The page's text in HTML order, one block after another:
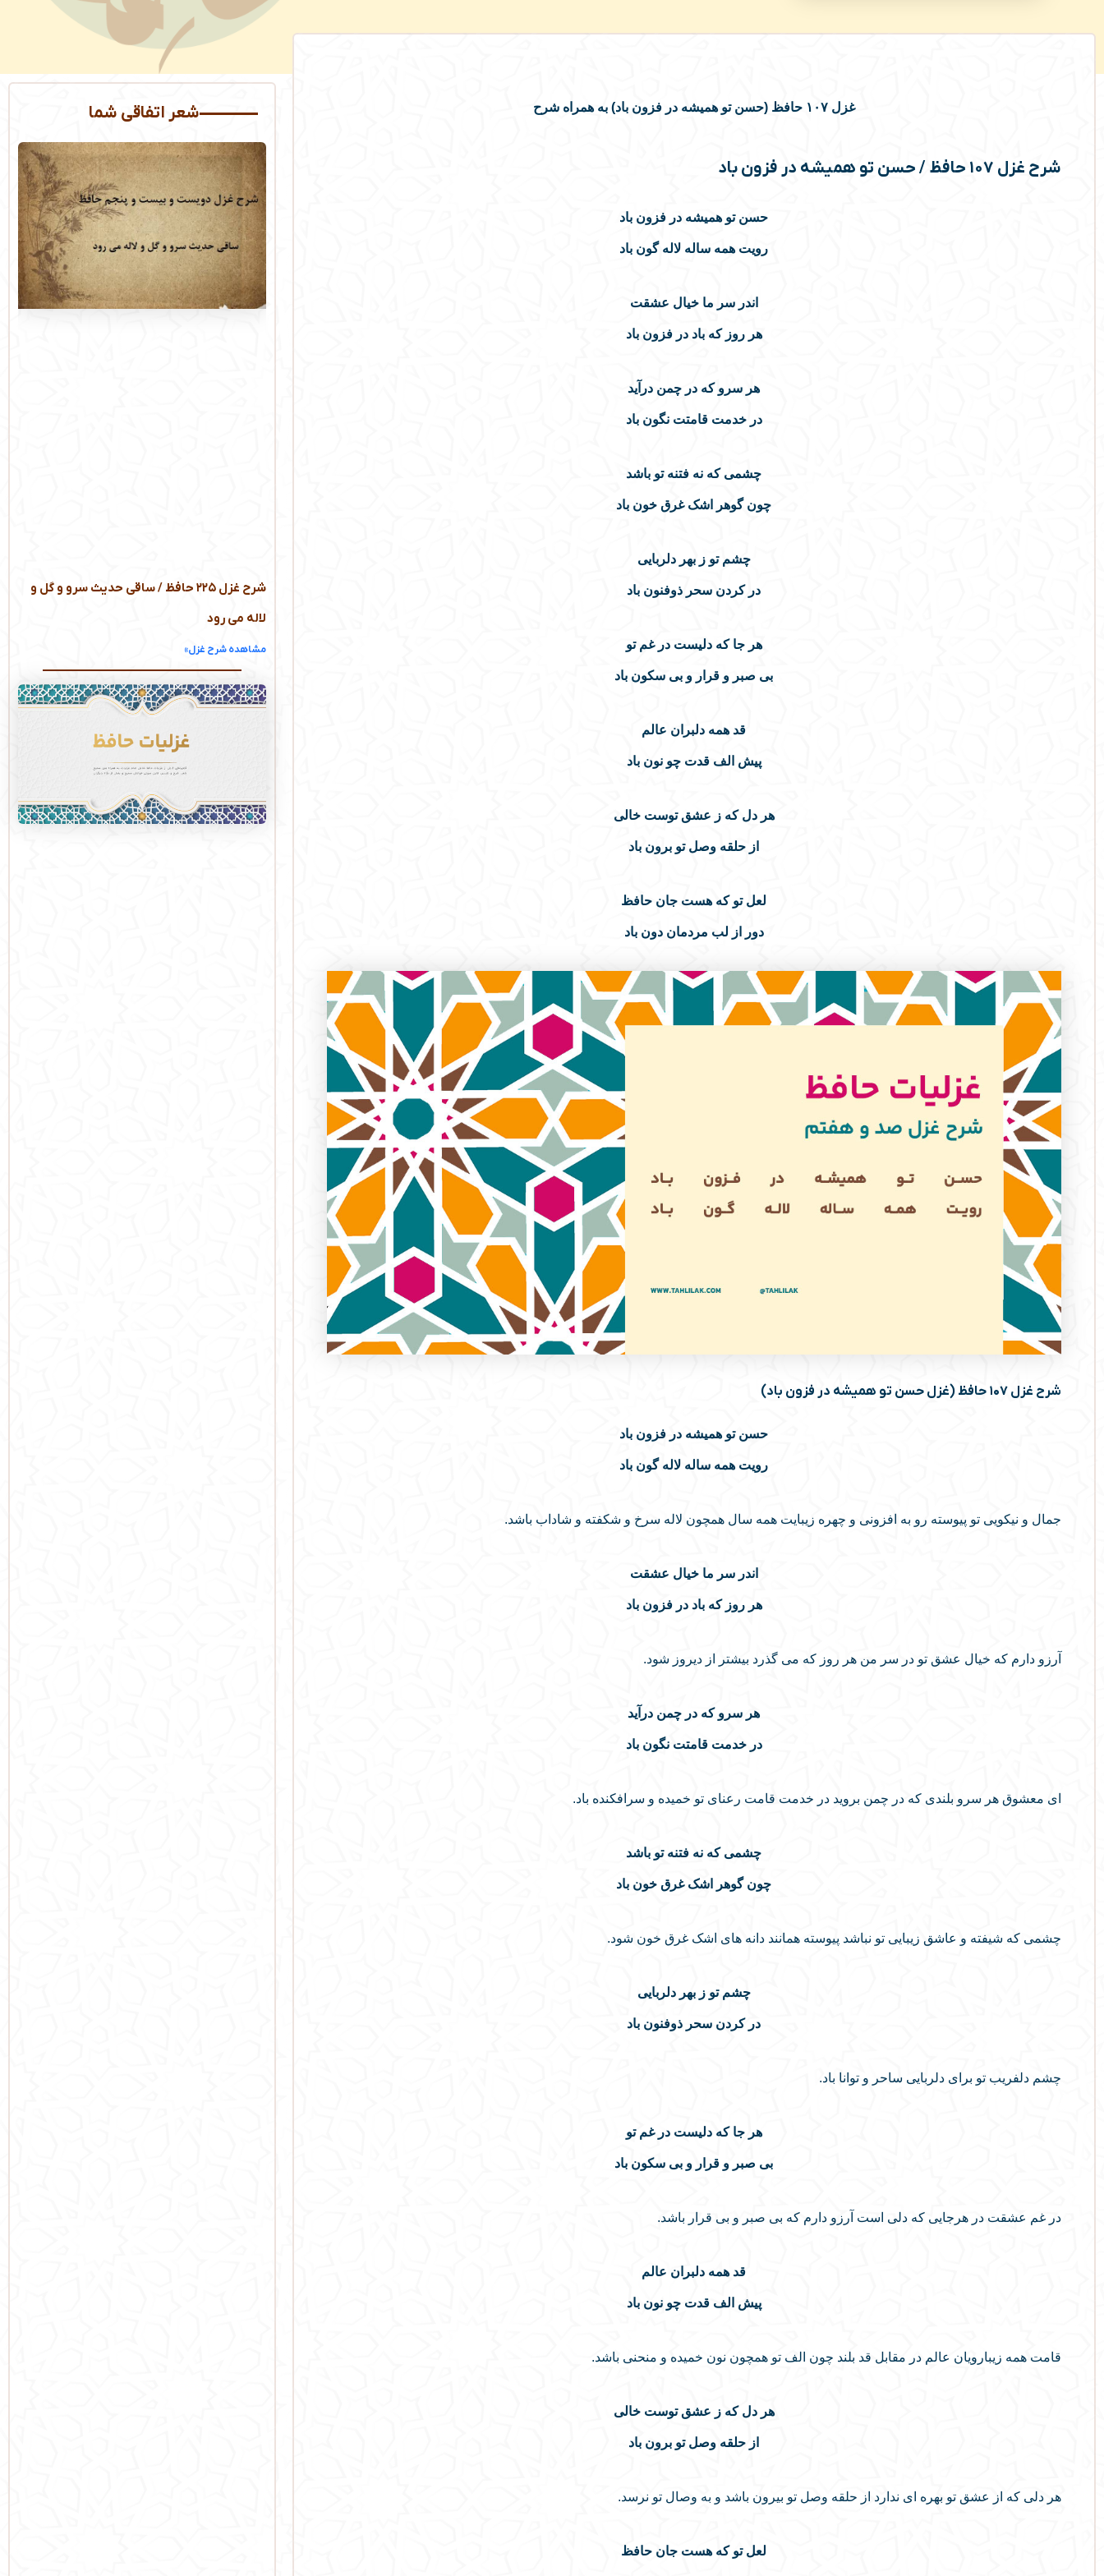
غزل ۱۰۷ حافظ (حسن تو همیشه در فزون باد) به همراه شرح
شرح غزل ۱۰۷ حافظ / حسن تو همیشه در فزون باد
حسن تو همیشه در فزون باد
رویت همه ساله لاله گون باد
اندر سر ما خیال عشقت
هر روز که باد در فزون باد
هر سرو که در چمن درآید
در خدمت قامتت نگون باد
چشمی که نه فتنه تو باشد
چون گوهر اشک غرق خون باد
چشم تو ز بهر دلربایی
در کردن سحر ذوفنون باد
هر جا که دلیست در غم تو
بی صبر و قرار و بی سکون باد
قد همه دلبران عالم
پیش الف قدت چو نون باد
هر دل که ز عشق توست خالی
از حلقه وصل تو برون باد
لعل تو که هست جان حافظ
دور از لب مردمان دون باد
شرح غزل ۱۰۷ حافظ (غزل حسن تو همیشه در فزون باد)
حسن تو همیشه در فزون باد
رویت همه ساله لاله گون باد
جمال و نیکویی تو پیوسته رو به افزونی و چهره زیبایت همه سال همچون لاله سرخ و شکفته و شاداب باشد.
اندر سر ما خیال عشقت
هر روز که باد در فزون باد
آرزو دارم که خیال عشق تو در سر من هر روز که می گذرد بیشتر از دیروز شود.
هر سرو که در چمن درآید
در خدمت قامتت نگون باد
ای معشوق هر سرو بلندی که در چمن بروید در خدمت قامت رعنای تو خمیده و سرافکنده باد.
چشمی که نه فتنه تو باشد
چون گوهر اشک غرق خون باد
چشمی که شیفته و عاشق زیبایی تو نباشد پیوسته همانند دانه های اشک غرق خون شود.
چشم تو ز بهر دلربایی
در کردن سحر ذوفنون باد
چشم دلفریب تو برای دلربایی ساحر و توانا باد.
هر جا که دلیست در غم تو
بی صبر و قرار و بی سکون باد
در غم عشقت در هرجایی که دلی است آرزو دارم که بی صبر و بی قرار باشد.
قد همه دلبران عالم
پیش الف قدت چو نون باد
قامت همه زیبارویان عالم در مقابل قد بلند چون الف تو همچون نون خمیده و منحنی باشد.
هر دل که ز عشق توست خالی
از حلقه وصل تو برون باد
هر دلی که از عشق تو بهره ای ندارد از حلقه وصل تو بیرون باشد و به وصال تو نرسد.
لعل تو که هست جان حافظ
شعر اتفاقی شما
شرح غزل ۲۲۵ حافظ / ساقی حدیث سرو و گل و
لاله می‌ رود
مشاهده شرح غزل»